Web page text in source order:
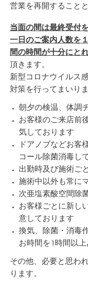
営業を再開すること
当面の間は最終受付
一日のご案内人数を
間の時間が十分にと
頂きます。
新型コロナウイルス
対策を行ってまいりま
朝夕の検温、体調
お客様のご来店前
気しております
ドアノブなどお客
コール除菌消毒し
出勤時及び施術ご
施術中以外も常に
次亜塩素酸空間除
お客様ごとに新し
意しております
換気、除菌・消毒
お時間を1時間以上
その他、必要と思わ
ります。